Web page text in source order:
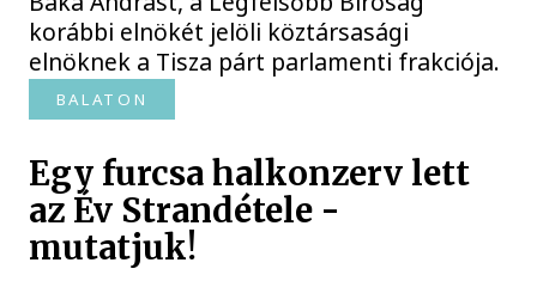
korábbi elnökét jelöli köztársasági
elnöknek a Tisza párt parlamenti frakciója.
BALATON
Egy furcsa halkonzerv lett
az Év Strandétele -
mutatjuk!